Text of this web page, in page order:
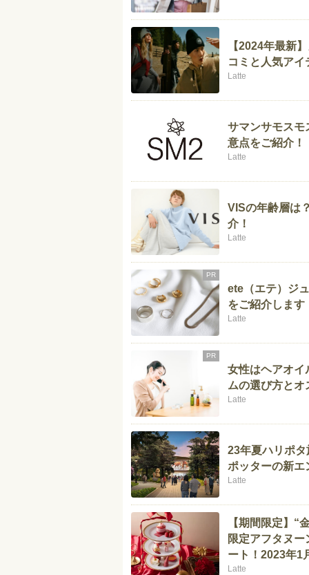
【2024年最新
コミと人気アイ
Latte
サマンサモスモ
意点をご紹介！
Latte
VISの年齢層は
介！
Latte
PR
ete（エテ）ジ
をご紹介します
Latte
PR
女性はヘアオイ
ムの選び方とオ
Latte
23年夏ハリポ
ポッターの新エ
Latte
【期間限定】“
限定アフタヌ
ート！2023年1
Latte